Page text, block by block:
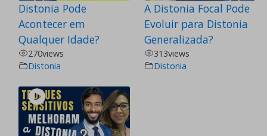
Distonia Pode
Acontecer em
Qualquer Idade?
270views
Distonia
A Distonia Focal Pode
Evoluir para Distonia
Generalizada?
313views
Distonia